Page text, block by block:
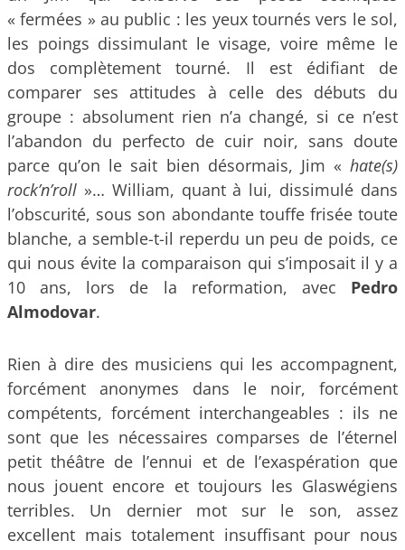
« fermées » au public : les yeux tournés vers le sol,
les poings dissimulant le visage, voire même le
dos complètement tourné. Il est édifiant de
comparer ses attitudes à celle des débuts du
groupe : absolument rien n’a changé, si ce n’est
l’abandon du perfecto de cuir noir, sans doute
parce qu’on le sait bien désormais, Jim « hate(s)
rock’n’roll »… William, quant à lui, dissimulé dans
l’obscurité, sous son abondante touffe frisée toute
blanche, a semble-t-il reperdu un peu de poids, ce
qui nous évite la comparaison qui s’imposait il y a
10 ans, lors de la reformation, avec Pedro
Almodovar.
Rien à dire des musiciens qui les accompagnent,
forcément anonymes dans le noir, forcément
compétents, forcément interchangeables : ils ne
sont que les nécessaires comparses de l’éternel
petit théâtre de l’ennui et de l’exaspération que
nous jouent encore et toujours les Glaswégiens
terribles. Un dernier mot sur le son, assez
excellent mais totalement insuffisant pour nous